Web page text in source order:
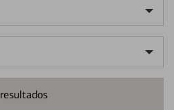
resultados